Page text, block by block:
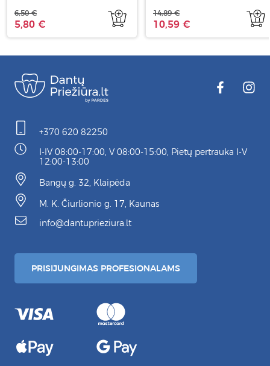
5,80 €
6,50 €
10,59 €
14,89 €
+370 620 82250
I-IV 08:00-17:00, V 08:00-15:00, Pietų pertrauka I-V
12:00-13:00
Bangų g. 32, Klaipėda
M. K. Čiurlionio g. 17, Kaunas
info@dantuprieziura.lt
PRISIJUNGIMAS PROFESIONALAMS